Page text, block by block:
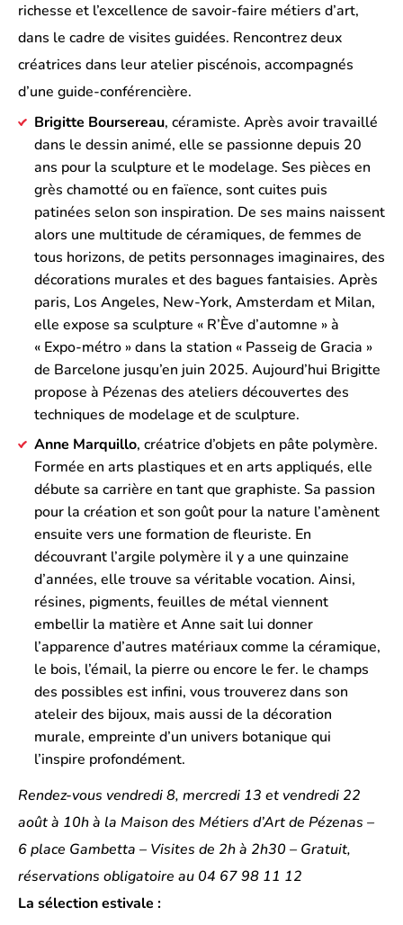
richesse et l’excellence de savoir-faire métiers d’art,
dans le cadre de visites guidées. Rencontrez deux
créatrices dans leur atelier piscénois, accompagnés
d’une guide-conférencière.
Brigitte Boursereau, céramiste. Après avoir travaillé
dans le dessin animé, elle se passionne depuis 20
ans pour la sculpture et le modelage. Ses pièces en
grès chamotté ou en faïence, sont cuites puis
patinées selon son inspiration. De ses mains naissent
alors une multitude de céramiques, de femmes de
tous horizons, de petits personnages imaginaires, des
décorations murales et des bagues fantaisies. Après
paris, Los Angeles, New-York, Amsterdam et Milan,
elle expose sa sculpture « R’Ève d’automne » à
« Expo-métro » dans la station « Passeig de Gracia »
de Barcelone jusqu’en juin 2025. Aujourd’hui Brigitte
propose à Pézenas des ateliers découvertes des
techniques de modelage et de sculpture.
Anne Marquillo, créatrice d’objets en pâte polymère.
Formée en arts plastiques et en arts appliqués, elle
débute sa carrière en tant que graphiste. Sa passion
pour la création et son goût pour la nature l’amènent
ensuite vers une formation de fleuriste. En
découvrant l’argile polymère il y a une quinzaine
d’années, elle trouve sa véritable vocation. Ainsi,
résines, pigments, feuilles de métal viennent
embellir la matière et Anne sait lui donner
l’apparence d’autres matériaux comme la céramique,
le bois, l’émail, la pierre ou encore le fer. le champs
des possibles est infini, vous trouverez dans son
ateleir des bijoux, mais aussi de la décoration
murale, empreinte d’un univers botanique qui
l’inspire profondément.
Rendez-vous vendredi 8, mercredi 13 et vendredi 22
août à 10h à la Maison des Métiers d’Art de Pézenas –
6 place Gambetta – Visites de 2h à 2h30 – Gratuit,
réservations obligatoire au 04 67 98 11 12
La sélection estivale :